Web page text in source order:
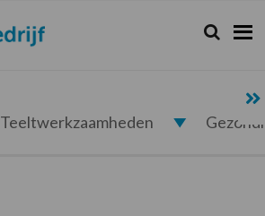
Zoeken...
Zoek
Teeltwerkzaamheden